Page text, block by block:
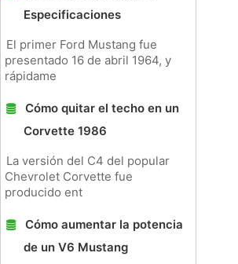
Especificaciones
El primer Ford Mustang fue
presentado 16 de abril 1964, y
rápidame
Cómo quitar el techo en un
Corvette 1986
La versión del C4 del popular
Chevrolet Corvette fue
producido ent
Cómo aumentar la potencia
de un V6 Mustang